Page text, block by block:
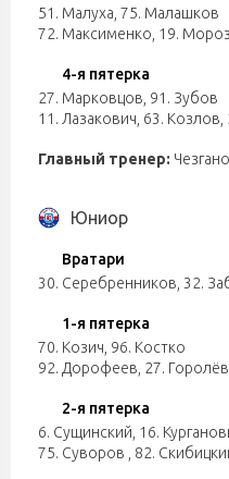
51. Малуха 75. Малашков
72. Максименко 19.
4-я пятерка
27. Марковцов 91. Зубов
11. Лазакович 63. Козлов
Главный тренер:
Юниор
Вратари
30. Серебренников 32.
1-я пятерка
70. Козич 96. Костко
92. Дорофеев 27. Горолёв
2-я пятерка
6. Сущинский 16.
75. Суворов
82.